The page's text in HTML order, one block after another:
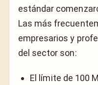
estándar
Las más
empresarios y
del sector son:
El límite de 100